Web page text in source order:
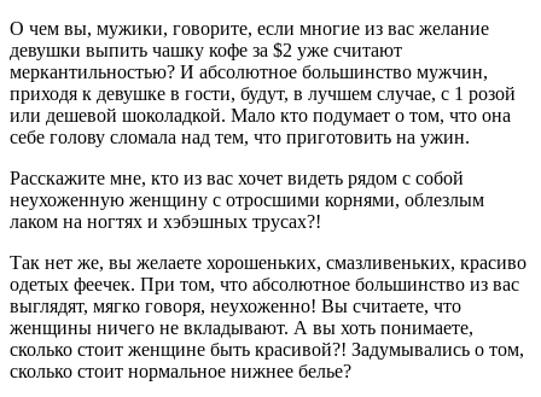
О чем вы, мужики, говорите, если многие из вас желание
девушки выпить чашку кофе за $2 уже считают
меркантильностью? И абсолютное большинство мужчин,
приходя к девушке в гости, будут, в лучшем случае, с 1 розой
или дешевой шоколадкой. Мало кто подумает о том, что она
себе голову сломала над тем, что приготовить на ужин.
Расскажите мне, кто из вас хочет видеть рядом с собой
неухоженную женщину с отросшими корнями, облезлым
лаком на ногтях и хэбэшных трусах?!
Так нет же, вы желаете хорошеньких, смазливеньких, красиво
одетых феечек. При том, что абсолютное большинство из вас
выглядят, мягко говоря, неухоженно! Вы считаете, что
женщины ничего не вкладывают. А вы хоть понимаете,
сколько стоит женщине быть красивой?! Задумывались о том,
сколько стоит нормальное нижнее белье?